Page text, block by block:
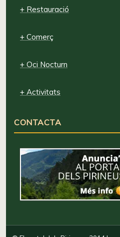
+ Restauració
+ Comerç
+ Oci Nocturn
+ Activitats
CONTACTA